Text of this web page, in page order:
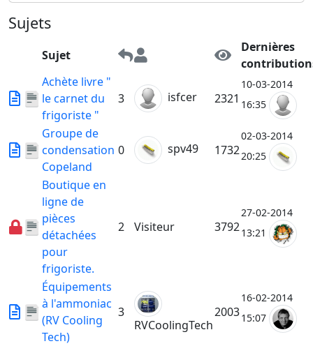
Sujets
Sujet
Dernières
Achète livre "
le carnet du
frigoriste "
3 isfcer 2321
10-03-2014
16:35
Groupe de
condensation
Copeland
0 spv49 1732
02-03-2014
20:25
Boutique en
ligne de
pièces
détachées
pour
frigoriste.
2 Visiteur 3792
27-02-2014
13:21
Équipements
à l'ammoniac
(RV Cooling
Tech)
3
RVCoolingTech
2003
16-02-2014
15:07